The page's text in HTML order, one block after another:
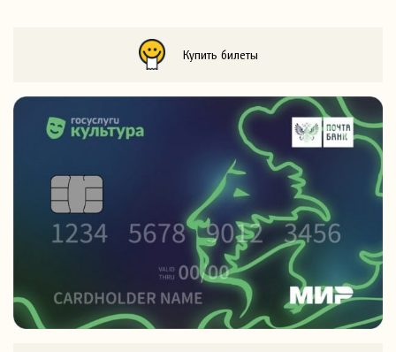
Купить билеты